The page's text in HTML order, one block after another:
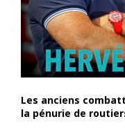
Les anciens
la pénurie de